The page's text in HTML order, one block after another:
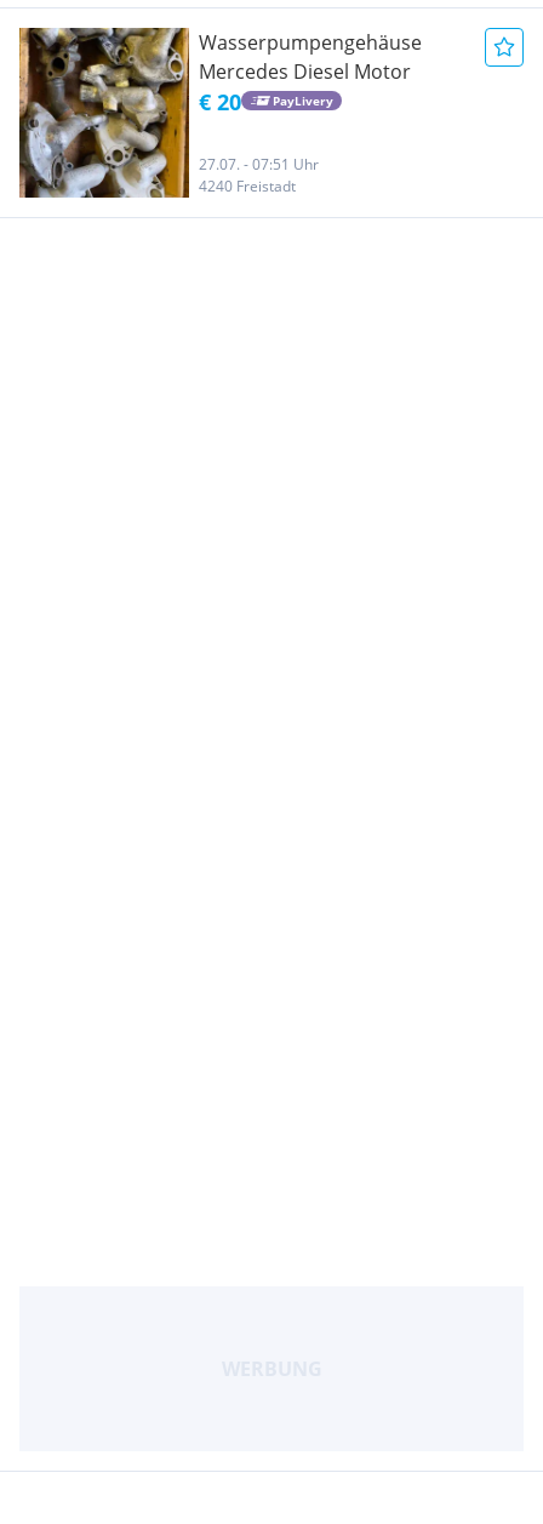
Wasserpumpengehäuse
Mercedes Diesel Motor
€ 20 PayLivery
27.07. - 07:51 Uhr
4240 Freistadt